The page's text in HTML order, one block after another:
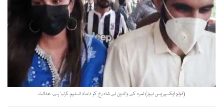
(فوٹو: ایکسپریس نیوز) نمرہ کے والدین نے شاہ رخ کو داماد تسلیم کرلیا ہے، عدالت